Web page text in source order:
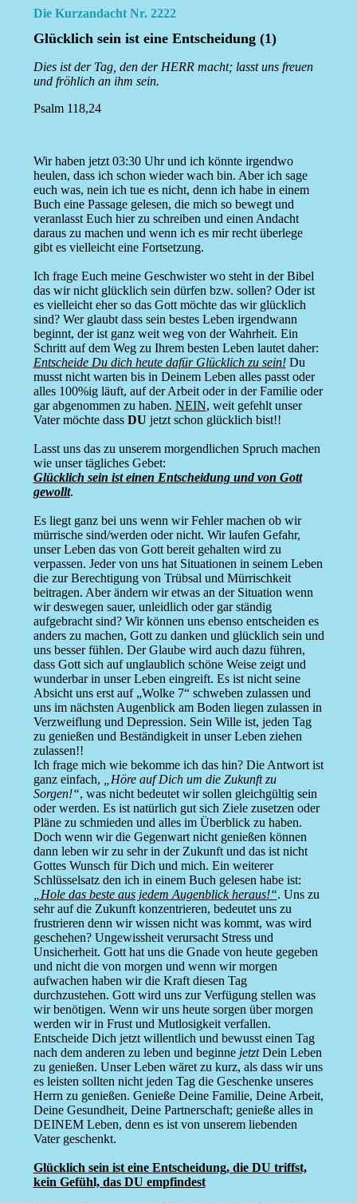
Die Kurzandacht Nr. 2222
Glücklich sein ist eine Entscheidung (1)
Dies ist der Tag, den der HERR macht; lasst uns freuen
und fröhlich an ihm sein.
Psalm 118,24
Wir haben jetzt 03:30 Uhr und ich könnte irgendwo
heulen, dass ich schon wieder wach bin. Aber ich sage
euch was, nein ich tue es nicht, denn ich habe in einem
Buch eine Passage gelesen, die mich so bewegt und
veranlasst Euch hier zu schreiben und einen Andacht
daraus zu machen und wenn ich es mir recht überlege
gibt es vielleicht eine Fortsetzung.
Ich frage Euch meine Geschwister wo steht in der Bibel
das wir nicht glücklich sein dürfen bzw. sollen? Oder ist
es vielleicht eher so das Gott möchte das wir glücklich
sind? Wer glaubt dass sein bestes Leben irgendwann
beginnt, der ist ganz weit weg von der Wahrheit. Ein
Schritt auf dem Weg zu Ihrem besten Leben lautet daher:
Entscheide Du dich heute dafür Glücklich zu sein!Du
musst nicht warten bis in Deinem Leben alles passt oder
alles 100%ig läuft, auf der Arbeit oder in der Familie oder
gar abgenommen zu haben. NEIN, weit gefehlt unser
Vater möchte dass DU jetzt schon glücklich bist!!
Lasst uns das zu unserem morgendlichen Spruch machen
wie unser tägliches Gebet:
Glücklich sein ist einen Entscheidung und von Gott
gewollt.
Es liegt ganz bei uns wenn wir Fehler machen ob wir
mürrische sind/werden oder nicht. Wir laufen Gefahr,
unser Leben das von Gott bereit gehalten wird zu
verpassen. Jeder von uns hat Situationen in seinem Leben
die zur Berechtigung von Trübsal und Mürrischkeit
beitragen. Aber ändern wir etwas an der Situation wenn
wir deswegen sauer, unleidlich oder gar ständig
aufgebracht sind? Wir können uns ebenso entscheiden es
anders zu machen, Gott zu danken und glücklich sein und
uns besser fühlen. Der Glaube wird auch dazu führen,
dass Gott sich auf unglaublich schöne Weise zeigt und
wunderbar in unser Leben eingreift. Es ist nicht seine
Absicht uns erst auf „Wolke 7“ schweben zulassen und
uns im nächsten Augenblick am Boden liegen zulassen in
Verzweiflung und Depression. Sein Wille ist, jeden Tag
zu genießen und Beständigkeit in unser Leben ziehen
zulassen!!
Ich frage mich wie bekomme ich das hin? Die Antwort ist
ganz einfach,
„Höre auf Dich um die Zukunft zu
Sorgen!“, was nicht bedeutet wir sollen gleichgültig sein
oder werden. Es ist natürlich gut sich Ziele zusetzen oder
Pläne zu schmieden und alles im Überblick zu haben.
Doch wenn wir die Gegenwart nicht genießen können
dann leben wir zu sehr in der Zukunft und das ist nicht
Gottes Wunsch für Dich und mich. Ein weiterer
Schlüsselsatz den ich in einem Buch gelesen habe ist:
„Hole das beste aus jedem Augenblick heraus!“. Uns zu
sehr auf die Zukunft konzentrieren, bedeutet uns zu
frustrieren denn wir wissen nicht was kommt, was wird
geschehen? Ungewissheit verursacht Stress und
Unsicherheit. Gott hat uns die Gnade von heute gegeben
und nicht die von morgen und wenn wir morgen
aufwachen haben wir die Kraft diesen Tag
durchzustehen. Gott wird uns zur Verfügung stellen was
wir benötigen. Wenn wir uns heute sorgen über morgen
werden wir in Frust und Mutlosigkeit verfallen.
Entscheide Dich jetzt willentlich und bewusst einen Tag
nach dem anderen zu leben und beginne jetztDein Leben
zu genießen. Unser Leben wäret zu kurz, als dass wir uns
es leisten sollten nicht jeden Tag die Geschenke unseres
Herrn zu genießen. Genieße Deine Familie, Deine Arbeit,
Deine Gesundheit, Deine Partnerschaft; genieße alles in
DEINEM Leben, denn es ist von unserem liebenden
Vater geschenkt.
Glücklich sein ist eine Entscheidung, die DU triffst,
kein Gefühl, das DU empfindest